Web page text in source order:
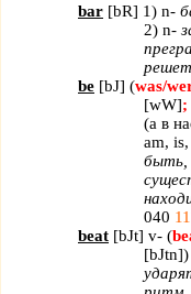
bar [bR] 1) n-
2) n-
be [bJ] (was/
[wW];
(а в
am, is,
быть,
040
beat [bJt] v- (
[bJtn])